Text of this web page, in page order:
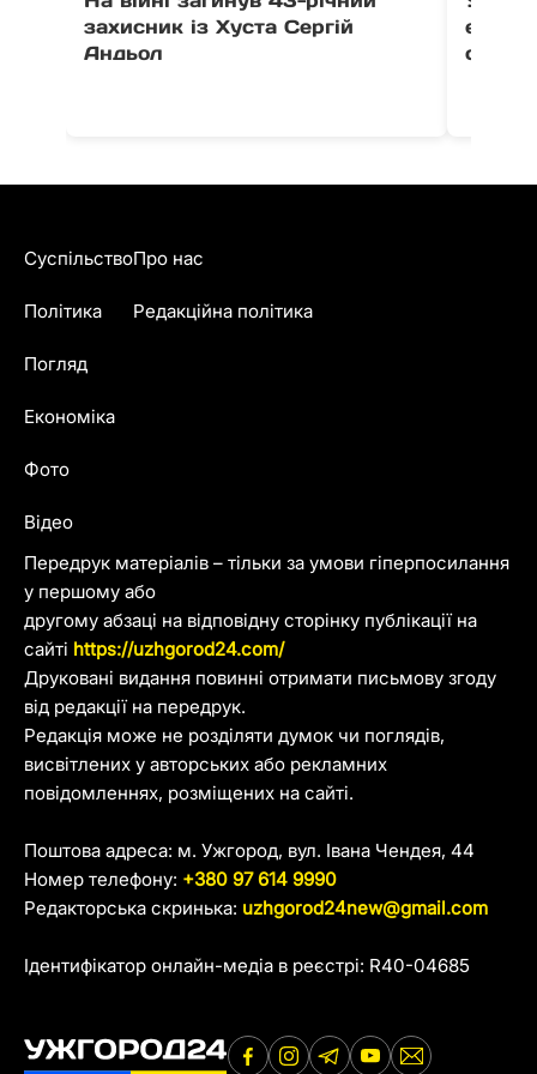
захисник із Хуста Сергій
Андьол
Передрук матеріалів – тільки за умови гіперпосилання
у першому або
другому абзаці на відповідну сторінку публікації на
сайті https://uzhgorod24.com/
Друковані видання повинні отримати письмову згоду
від редакції на передрук.
Редакція може не розділяти думок чи поглядів,
висвітлених у авторських або рекламних
повідомленнях, розміщених на сайті.
Поштова адреса: м. Ужгород, вул. Івана Чендея, 44
Номер телефону: +380 97 614 9990
Редакторська скринька: uzhgorod24new@gmail.com
Ідентифікатор онлайн-медіа в реєстрі: R40-04685
Суспільство
Політика
Погляд
Економіка
Фото
Відео
Про нас
Редакційна політика